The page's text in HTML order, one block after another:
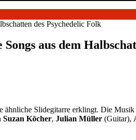
des Psychedelic Folk
aus dem
ähnliche Slidegitarre erklingt. Die Musik
Suzan Köcher, Julian Müller (Guitar),